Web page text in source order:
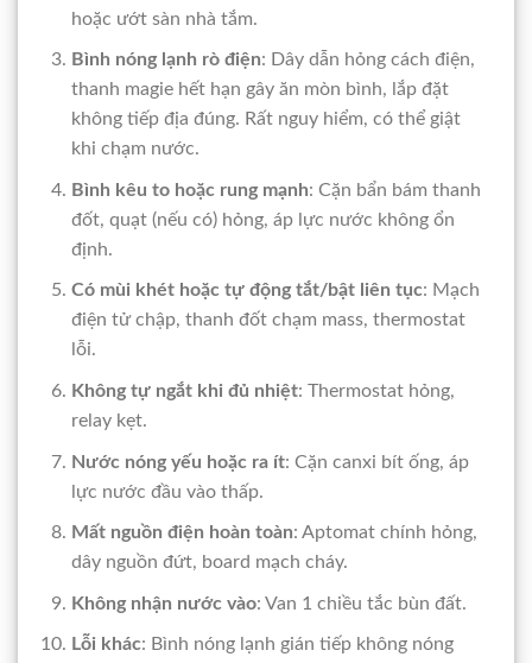
hoặc ướt sàn nhà tắm.
Bình nóng lạnh rò điện: Dây dẫn hỏng cách điện,
thanh magie hết hạn gây ăn mòn bình, lắp đặt
không tiếp địa đúng. Rất nguy hiểm, có thể giật
khi chạm nước.
Bình kêu to hoặc rung mạnh: Cặn bẩn bám thanh
đốt, quạt (nếu có) hỏng, áp lực nước không ổn
định.
Có mùi khét hoặc tự động tắt/bật liên tục: Mạch
điện tử chập, thanh đốt chạm mass, thermostat
lỗi.
Không tự ngắt khi đủ nhiệt: Thermostat hỏng,
relay kẹt.
Nước nóng yếu hoặc ra ít: Cặn canxi bít ống, áp
lực nước đầu vào thấp.
Mất nguồn điện hoàn toàn: Aptomat chính hỏng,
dây nguồn đứt, board mạch cháy.
Không nhận nước vào: Van 1 chiều tắc bùn đất.
Lỗi khác: Bình nóng lạnh gián tiếp không nóng